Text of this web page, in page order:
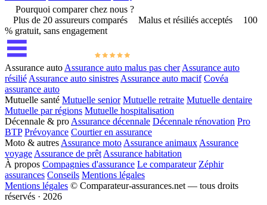
Pourquoi comparer chez nous ?
Plus de 20 assureurs comparés
Malus et résiliés acceptés
100
% gratuit, sans engagement
Assurance auto Assurance auto malus pas cher Assurance auto
résilié Assurance auto sinistres Assurance auto macif Covéa
assurance auto
Mutuelle santé Mutuelle senior Mutuelle retraite Mutuelle dentaire
Mutuelle par régions Mutuelle hospitalisation
Décennale & pro Assurance décennale Décennale rénovation Pro
BTP Prévoyance Courtier en assurance
Moto & autres Assurance moto Assurance animaux Assurance
voyage Assurance de prêt Assurance habitation
À propos Compagnies d'assurance Le comparateur Zéphir
assurances Conseils Mentions légales
Mentions légales © Comparateur-assurances.net — tous droits
réservés · 2026